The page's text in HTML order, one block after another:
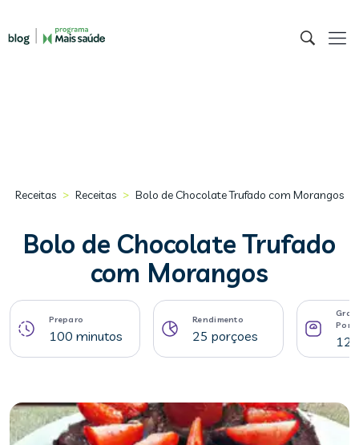
Receitas > Receitas > Bolo de Chocolate Trufado com Morangos
Bolo de Chocolate Trufado
com Morangos
Preparo
100 minutos
Rendimento
25 porçoes